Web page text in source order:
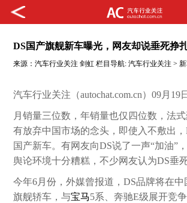
DS国产旗舰新车曝光，网友却说垂死挣
来源：汽车行业关注 剑虹 栏目导航:汽车行业关注 >
汽车行业关注（autochat.com.cn）09月
月销量三位数，年销量也仅四位数，法
有放弃中国市场的念头，即使入不敷出
国产新车。有网友向DS说了一声“加油”
舆论环境十分糟糕，不少网友认为DS垂死
今年6月份，外媒曾报道，DS品牌将在
旗舰轿车，与宝马5系、奔驰E级展开竞